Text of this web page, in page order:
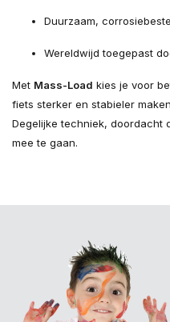
Duurzaam,
Wereldwijd toegepast
Met Mass-Load kies je voor
fiets sterker en stabieler
Degelijke techniek, doordacht
mee te gaan.